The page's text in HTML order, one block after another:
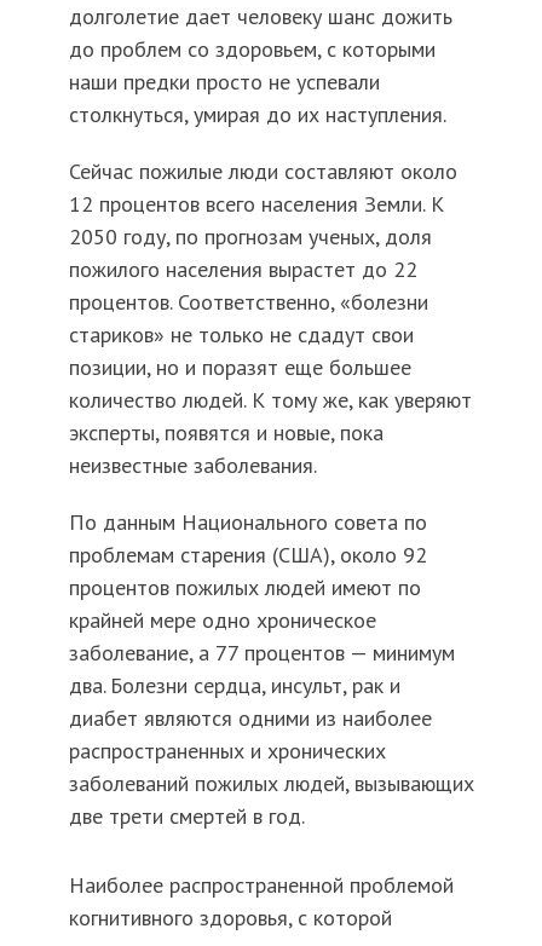
долголетие дает человеку шанс дожить
до проблем со здоровьем, с которыми
наши предки просто не успевали
столкнуться, умирая до их наступления.
Сейчас пожилые люди составляют около
12 процентов всего населения Земли. К
2050 году, по прогнозам ученых, доля
пожилого населения вырастет до 22
процентов. Соответственно, «болезни
стариков» не только не сдадут свои
позиции, но и поразят еще большее
количество людей. К тому же, как уверяют
эксперты, появятся и новые, пока
неизвестные заболевания.
По данным Национального совета по
проблемам старения (США), около 92
процентов пожилых людей имеют по
крайней мере одно хроническое
заболевание, а 77 процентов — минимум
два. Болезни сердца, инсульт, рак и
диабет являются одними из наиболее
распространенных и хронических
заболеваний пожилых людей, вызывающих
две трети смертей в год.
Наиболее распространенной проблемой
когнитивного здоровья, с которой